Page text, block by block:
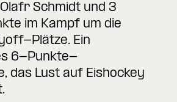
Schmidt und 3
im Kampf um die
Plätze. Ein
6-Punkte-
das Lust auf Eishockey